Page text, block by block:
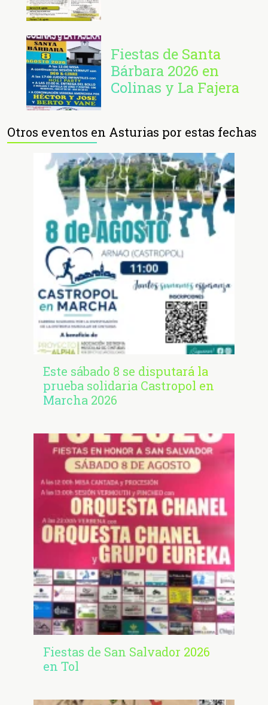
Fiestas de Santa
Bárbara 2026 en
Colinas y La Fajera
Otros eventos en Asturias por estas fechas
Este sábado 8 se disputará la
prueba solidaria Castropol en
Marcha 2026
Fiestas de San Salvador 2026
en Tol